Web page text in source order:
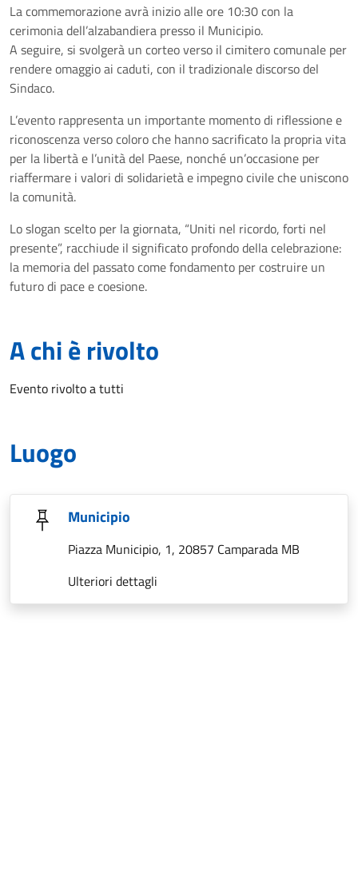
La commemorazione avrà inizio alle ore 10:30 con la
cerimonia dell’alzabandiera presso il Municipio.
A seguire, si svolgerà un corteo verso il cimitero comunale per
rendere omaggio ai caduti, con il tradizionale discorso del
Sindaco.
L’evento rappresenta un importante momento di riflessione e
riconoscenza verso coloro che hanno sacrificato la propria vita
per la libertà e l’unità del Paese, nonché un’occasione per
riaffermare i valori di solidarietà e impegno civile che uniscono
la comunità.
Lo slogan scelto per la giornata, “Uniti nel ricordo, forti nel
presente”, racchiude il significato profondo della celebrazione:
la memoria del passato come fondamento per costruire un
futuro di pace e coesione.
A chi è rivolto
Evento rivolto a tutti
Luogo
Municipio
Piazza Municipio, 1, 20857 Camparada MB
Ulteriori dettagli